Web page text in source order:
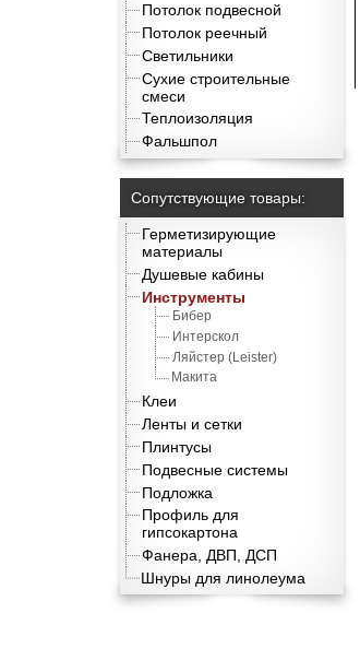
Потолок подвесной
Потолок реечный
Светильники
Сухие строительные
смеси
Теплоизоляция
Фальшпол
Сопутствующие товары:
Герметизирующие
материалы
Душевые кабины
Инструменты
Бибер
Интерскол
Ляйстер (Leister)
Макита
Клеи
Ленты и сетки
Плинтусы
Подвесные системы
Подложка
Профиль для
гипсокартона
Фанера, ДВП, ДСП
Шнуры для линолеума